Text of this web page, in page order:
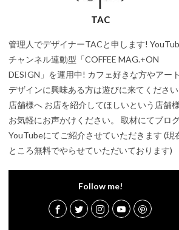
TAC
管理人でデザイナーTACと申します!
チャンネル連動型「COFFEE MAG.+ON
DESIGN」を運用中! カフェ好きな方やアー
デザインに興味ある方は遊びに来てください
店舗様へ お店を紹介してほしいという店舗
お気軽にお声かけください。 取材にてブロ
YouTubeにてご紹介させていただきます (現
ところ無料でやらせていただいております)
Follow me!